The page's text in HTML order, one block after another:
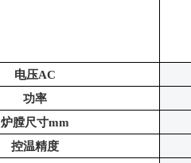
电压AC
功率
炉膛尺寸mm
控温精度